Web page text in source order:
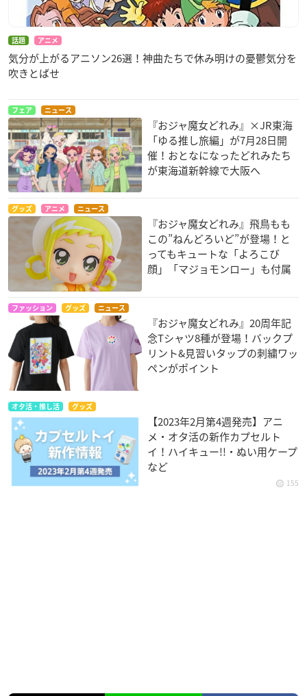
話題 アニメ
気分が上がるアニソン26選！神曲たちで休み明けの憂鬱気分を
吹きとばせ
フェア ニュース
『おジャ魔女どれみ』×JR東海
「ゆる推し旅編」が7月28日開
催！おとなになったどれみたち
が東海道新幹線で大阪へ
グッズ アニメ ニュース
『おジャ魔女どれみ』飛鳥もも
この”ねんどろいど”が登場！と
ってもキュートな「よろこび
顔」「マジョモンロー」も付属
ファッション グッズ ニュース
『おジャ魔女どれみ』20周年記
念Tシャツ8種が登場！バックプ
リント&見習いタップの刺繍ワッ
ペンがポイント
オタ活・推し活 グッズ
【2023年2月第4週発売】アニ
メ・オタ活の新作カプセルト
イ！ハイキュー!!・ぬい用ケープ
など
155